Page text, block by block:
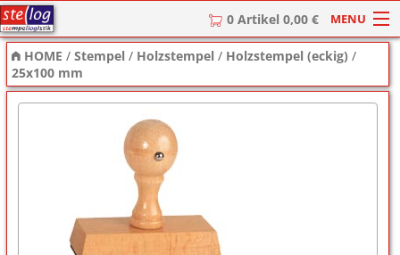
0 Artikel 0,00 € MENU
HOME
Stempel
Stempel-Textplatten
HOME /Stempel / Holzstempel / Holzstempel (eckig) /
25x100 mm